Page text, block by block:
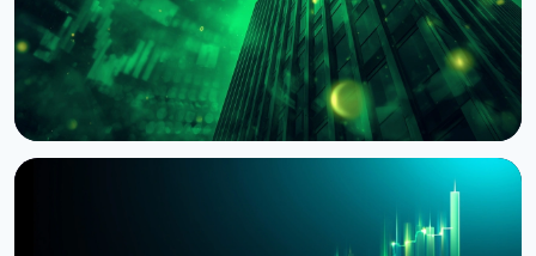
BlackRock токенізував доступ до $311 млрд
грошових фондів у Європі через Kinexys